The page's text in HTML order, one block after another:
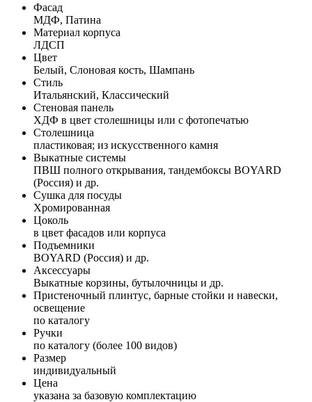
Фасад
МДФ, Патина
Материал корпуса
ЛДСП
Цвет
Белый, Слоновая кость, Шампань
Стиль
Итальянский, Классический
Стеновая панель
ХДФ в цвет столешницы или с фотопечатью
Столешница
пластиковая; из искусственного камня
Выкатные системы
ПВШ полного открывания, тандембоксы BOYARD
(Россия) и др.
Сушка для посуды
Хромированная
Цоколь
в цвет фасадов или корпуса
Подъемники
BOYARD (Россия) и др.
Аксессуары
Выкатные корзины, бутылочницы и др.
Пристеночный плинтус, барные стойки и навески,
освещение
по каталогу
Ручки
по каталогу (более 100 видов)
Размер
индивидуальный
Цена
указана за базовую комплектацию